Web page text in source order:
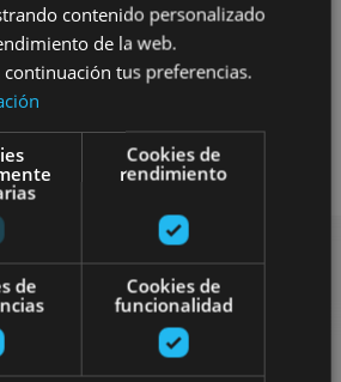
guiadas Otros
plans
contenido personalizado
de la web.
continuación tus preferencias.
Cookies de
rendimiento
de
Cookies de
funcionalidad